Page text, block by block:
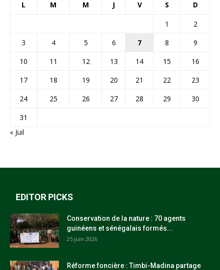
L M M J V S D
1
2
3
4 5 6 7 8
9
10
11 12 13 14 15
16
17
18 19 20 21 22
23
24
25 26 27 28 29
30
31
« Juil
EDITOR PICKS
Conservation de la nature : 70 agents
guinéens et sénégalais formés...
25 juin 2026
Réforme foncière : Timbi-Madina partage